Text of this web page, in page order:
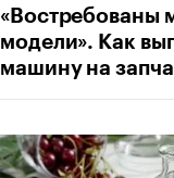
«Востребованы
модели». Как
машину на